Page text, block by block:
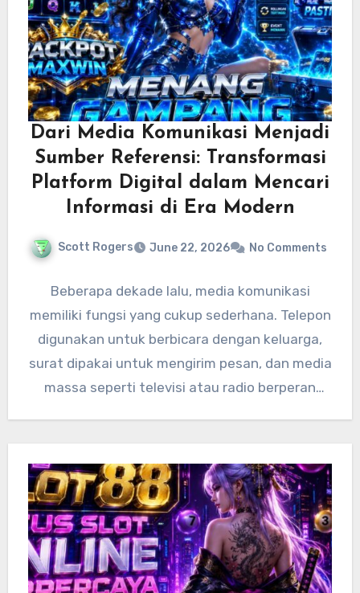
Dari Media Komunikasi Menjadi
Sumber Referensi: Transformasi
Platform Digital dalam Mencari
Informasi di Era Modern
Scott Rogers June 22, 2026 No Comments
Beberapa dekade lalu, media komunikasi
memiliki fungsi yang cukup sederhana. Telepon
digunakan untuk berbicara dengan keluarga,
surat dipakai untuk mengirim pesan, dan media
massa seperti televisi atau radio berperan